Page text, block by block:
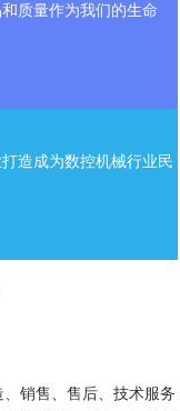
质量作为我们的生命
造成为数控机械行业民
销售、售后、技术服务